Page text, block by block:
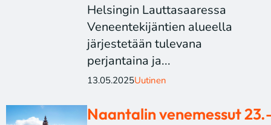
Helsingin Lauttasaaressa
Veneentekijäntien alueella
järjestetään tulevana
perjantaina ja...
13.05.2025Uutinen
Naantalin venemessut